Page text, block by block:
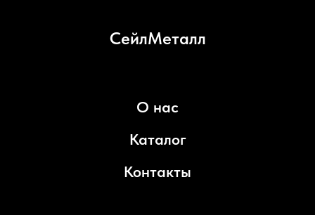
СейлМеталл
О нас
Каталог
Контакты